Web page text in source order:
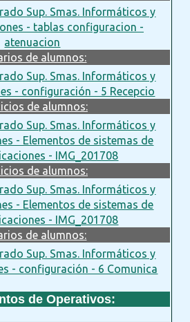
Sup. Smas. Informáticos y
- tablas configuracion -
atenuacion
de alumnos:
Sup. Smas. Informáticos y
- configuración - 5 Recepcio
de alumnos:
Sup. Smas. Informáticos y
- Elementos de sistemas de
- IMG_201708
de alumnos:
Sup. Smas. Informáticos y
- Elementos de sistemas de
- IMG_201708
de alumnos:
Sup. Smas. Informáticos y
- configuración - 6 Comunica
de Operativos: